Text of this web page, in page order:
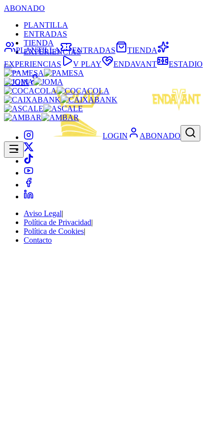
ABONADO
PLANTILLA
ENTRADAS
TIENDA
EXPERIENCIAS
LOGIN
LOGIN ABONADO
PLANTILLA ENTRADAS
TIENDA
EXPERIENCIAS
V PLAY ENDAVANT ESTADIO
Aviso Legal|
Política de Privacidad|
Política de Cookies|
Contacto